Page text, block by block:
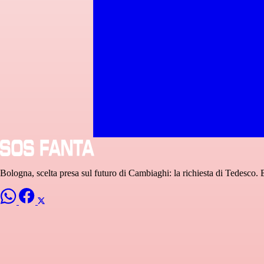
Bologna, scelta presa sul futuro di Cambiaghi: la richiesta di Tedesco.